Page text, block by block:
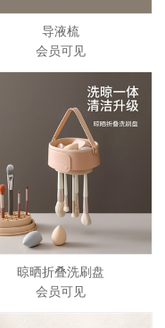
导液梳
会员可见
晾晒折叠洗刷盘
会员可见